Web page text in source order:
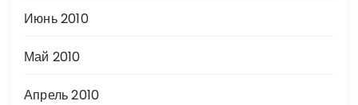
Июнь 2010
Май 2010
Апрель 2010